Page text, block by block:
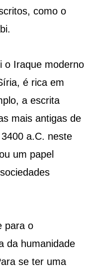
como o
o Iraque moderno
é rica em
a escrita
mais antigas de
a.C. neste
um papel
para o
da humanidade
se ter uma